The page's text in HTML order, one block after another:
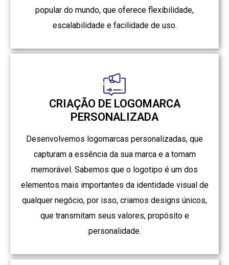
popular do mundo, que oferece flexibilidade,
escalabilidade e facilidade de uso.
CRIAÇÃO DE LOGOMARCA
PERSONALIZADA
Desenvolvemos logomarcas personalizadas, que
capturam a essência da sua marca e a tornam
memorável. Sabemos que o logotipo é um dos
elementos mais importantes da identidade visual de
qualquer negócio, por isso, criamos designs únicos,
que transmitam seus valores, propósito e
personalidade.